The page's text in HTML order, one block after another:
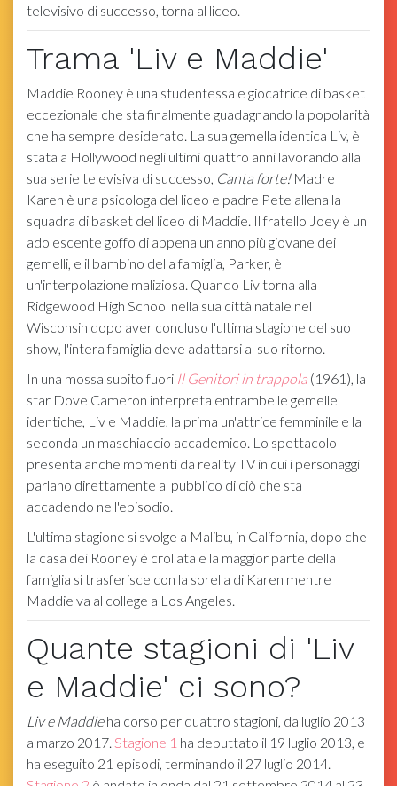
televisivo di successo, torna al liceo.
Trama 'Liv e Maddie'
Maddie Rooney è una studentessa e giocatrice di basket
eccezionale che sta finalmente guadagnando la popolarità
che ha sempre desiderato. La sua gemella identica Liv, è
stata a Hollywood negli ultimi quattro anni lavorando alla
sua serie televisiva di successo, Canta forte!Madre
Karen è una psicologa del liceo e padre Pete allena la
squadra di basket del liceo di Maddie. Il fratello Joey è un
adolescente goffo di appena un anno più giovane dei
gemelli, e il bambino della famiglia, Parker, è
un'interpolazione maliziosa. Quando Liv torna alla
Ridgewood High School nella sua città natale nel
Wisconsin dopo aver concluso l'ultima stagione del suo
show, l'intera famiglia deve adattarsi al suo ritorno.
In una mossa subito fuori Il Genitori in trappola (1961), la
star Dove Cameron interpreta entrambe le gemelle
identiche, Liv e Maddie, la prima un'attrice femminile e la
seconda un maschiaccio accademico. Lo spettacolo
presenta anche momenti da reality TV in cui i personaggi
parlano direttamente al pubblico di ciò che sta
accadendo nell'episodio.
L'ultima stagione si svolge a Malibu, in California, dopo che
la casa dei Rooney è crollata e la maggior parte della
famiglia si trasferisce con la sorella di Karen mentre
Maddie va al college a Los Angeles.
Quante stagioni di 'Liv
e Maddie' ci sono?
Liv e Maddieha corso per quattro stagioni, da luglio 2013
a marzo 2017. Stagione 1 ha debuttato il 19 luglio 2013, e
ha eseguito 21 episodi, terminando il 27 luglio 2014.